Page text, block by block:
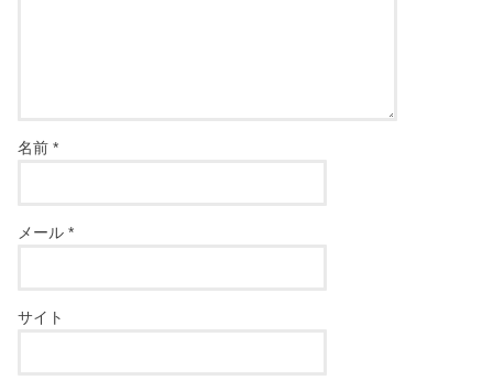
名前*
メール*
サイト